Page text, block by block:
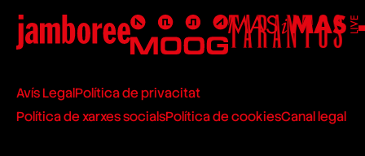
Avís LegalPolítica de privacitat
Política de xarxes socialsPolítica de cookiesCanal legal